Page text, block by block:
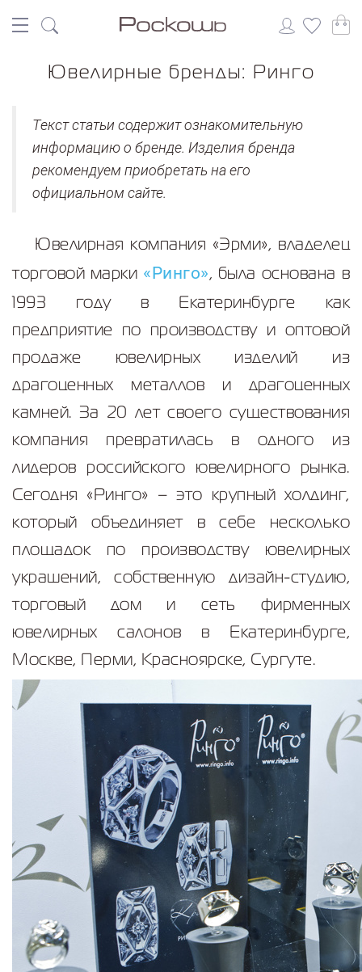
Ювелирные бренды: Ринго
Текст статьи содержит ознакомительную
информацию о бренде. Изделия бренда
рекомендуем приобретать на его
официальном сайте.
Ювелирная компания «Эрми», владелец
торговой марки «Ринго» , была основана в
1993 году в Екатеринбурге как
предприятие по производству и оптовой
продаже ювелирных изделий из
драгоценных металлов и драгоценных
камней. За 20 лет своего существования
компания превратилась в одного из
лидеров российского ювелирного рынка.
Сегодня «Ринго» – это крупный холдинг,
который объединяет всебе несколько
площадок по производству ювелирных
украшений, собственную дизайн-студию,
торговый дом и сеть фирменных
ювелирных салонов в Екатеринбурге,
Москве, Перми, Красноярске, Сургуте.